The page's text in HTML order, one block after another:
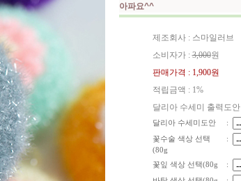
아파요^^
제조회사 : 스마일러브
소비자가 :3,000원
판매가격 : 1,900원
적립금액 : 1%
달리아 수세미 출력도안
달리아 수세미도안
:
꽃수술 색상 선택
(80g
:
꽃잎 색상 선택(80g
: